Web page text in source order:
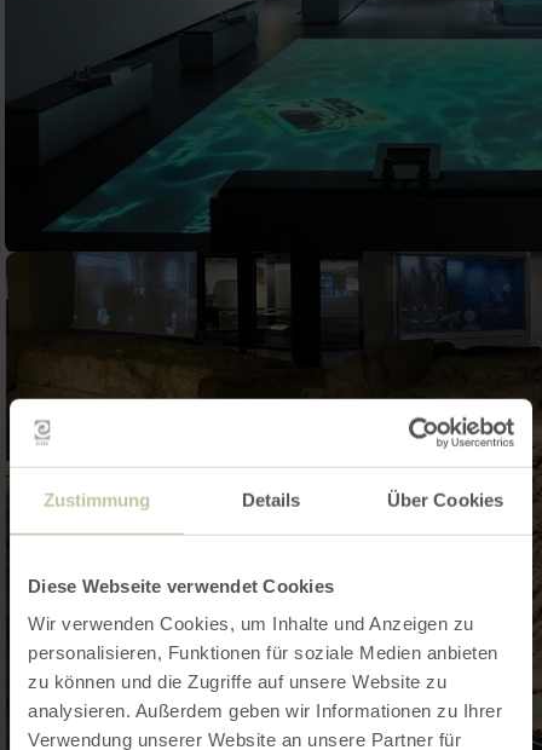
Zustimmung Details Über Cookies
Diese Webseite verwendet Cookies
Wir verwenden Cookies, um Inhalte und Anzeigen zu
personalisieren, Funktionen für soziale Medien anbieten
zu können und die Zugriffe auf unsere Website zu
analysieren. Außerdem geben wir Informationen zu Ihrer
Verwendung unserer Website an unsere Partner für